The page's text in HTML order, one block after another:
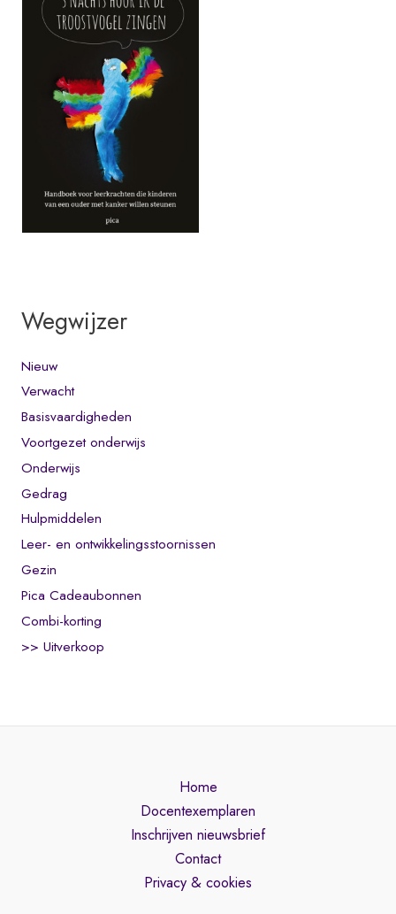
Wegwijzer
Nieuw
Verwacht
Basisvaardigheden
Voortgezet onderwijs
Onderwijs
Gedrag
Hulpmiddelen
Leer- en ontwikkelingsstoornissen
Gezin
Pica Cadeaubonnen
Combi-korting
>> Uitverkoop
Home
Docentexemplaren
Inschrijven nieuwsbrief
Contact
Privacy & cookies